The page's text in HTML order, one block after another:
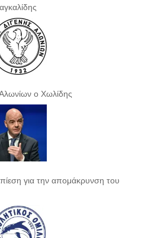
ο Χωλίδης
για την απομάκρυνση του